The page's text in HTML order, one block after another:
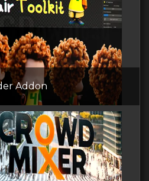
Addon